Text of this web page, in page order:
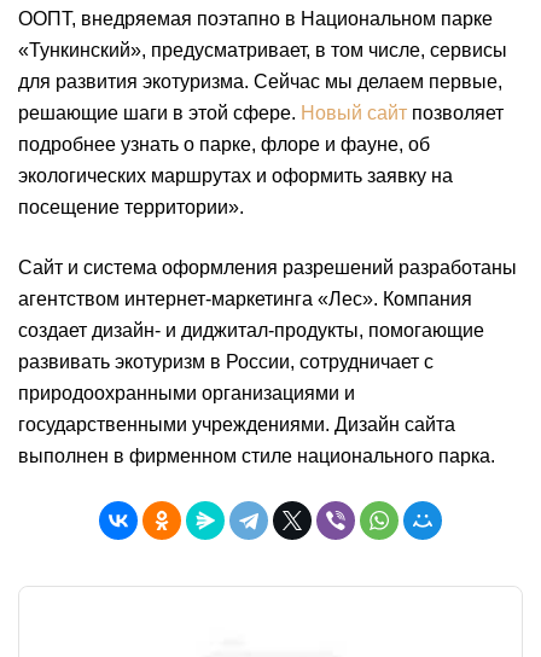
ООПТ, внедряемая поэтапно в Национальном парке
«Тункинский», предусматривает, в том числе, сервисы
для развития экотуризма. Сейчас мы делаем первые,
решающие шаги в этой сфере. Новый сайт позволяет
подробнее узнать о парке, флоре и фауне, об
экологических маршрутах и оформить заявку на
посещение территории».
Сайт и система оформления разрешений разработаны
агентством интернет-маркетинга «Лес». Компания
создает дизайн- и диджитал-продукты, помогающие
развивать экотуризм в России, сотрудничает с
природоохранными организациями и
государственными учреждениями. Дизайн сайта
выполнен в фирменном стиле национального парка.